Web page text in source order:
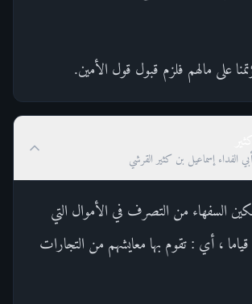
على مالهم فلزم قبول قول الأمين.
الفداء إسماعيل بن كثير القرشي
السفهاء من التصرف في الأموال التي
قياما ، أي : تقوم بها معايشهم من التجارات